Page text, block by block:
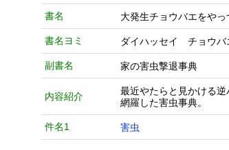
書名 大発生チョウバエをや
書名ヨミ ダイハッセイ チョウ
副書名 家の害虫撃退事典
内容紹介
最近やたらと見かける
網羅した害虫事典。
件名1 害虫